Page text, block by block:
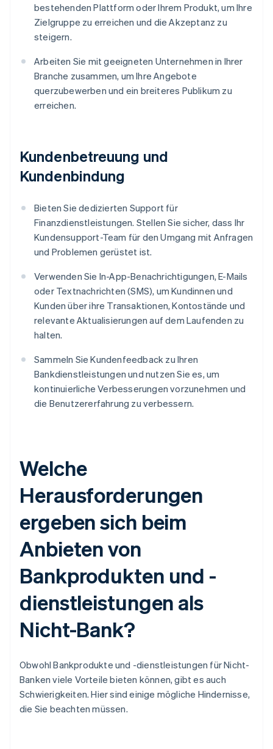
bestehenden Plattform oder Ihrem Produkt, um Ihre
Zielgruppe zu erreichen und die Akzeptanz zu
steigern.
Arbeiten Sie mit geeigneten Unternehmen in Ihrer
Branche zusammen, um Ihre Angebote
querzubewerben und ein breiteres Publikum zu
erreichen.
Kundenbetreuung und
Kundenbindung
Bieten Sie dedizierten Support für
Finanzdienstleistungen. Stellen Sie sicher, dass Ihr
Kundensupport-Team für den Umgang mit Anfragen
und Problemen gerüstet ist.
Verwenden Sie In-App-Benachrichtigungen, E-Mails
oder Textnachrichten (SMS), um Kundinnen und
Kunden über ihre Transaktionen, Kontostände und
relevante Aktualisierungen auf dem Laufenden zu
halten.
Sammeln Sie Kundenfeedback zu Ihren
Bankdienstleistungen und nutzen Sie es, um
kontinuierliche Verbesserungen vorzunehmen und
die Benutzererfahrung zu verbessern.
Welche
Herausforderungen
ergeben sich beim
Anbieten von
Bankprodukten und -
dienstleistungen als
Nicht-Bank?
Obwohl Bankprodukte und -dienstleistungen für Nicht-
Banken viele Vorteile bieten können, gibt es auch
Schwierigkeiten. Hier sind einige mögliche Hindernisse,
die Sie beachten müssen.